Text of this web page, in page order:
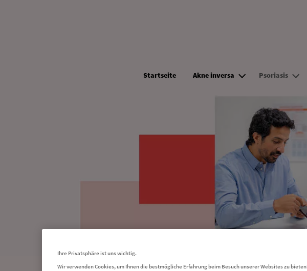
Startseite Akne inversa Psoriasis
Ihre Privatsphäre ist uns wichtig.
Wir verwenden Cookies, um Ihnen die bestmögliche Erfahrung beim Besuch unserer Websites zu